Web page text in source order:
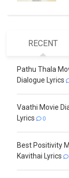
RECENT
Pathu Thala
Dialogue Lyrics
Vaathi Movie
Lyrics
0
Best Positivity
Kavithai Lyrics